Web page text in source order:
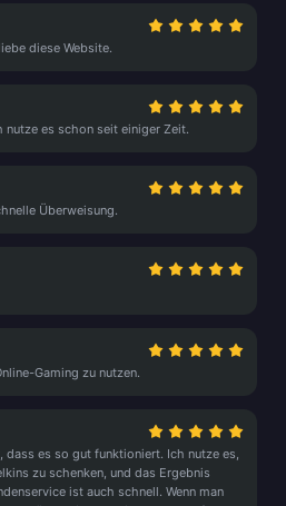
diese Website.
nutze es schon seit einiger Zeit.
Überweisung.
Gaming zu nutzen.
dass es so gut funktioniert. Ich nutze es,
zu schenken, und das Ergebnis
ist auch schnell. Wenn man